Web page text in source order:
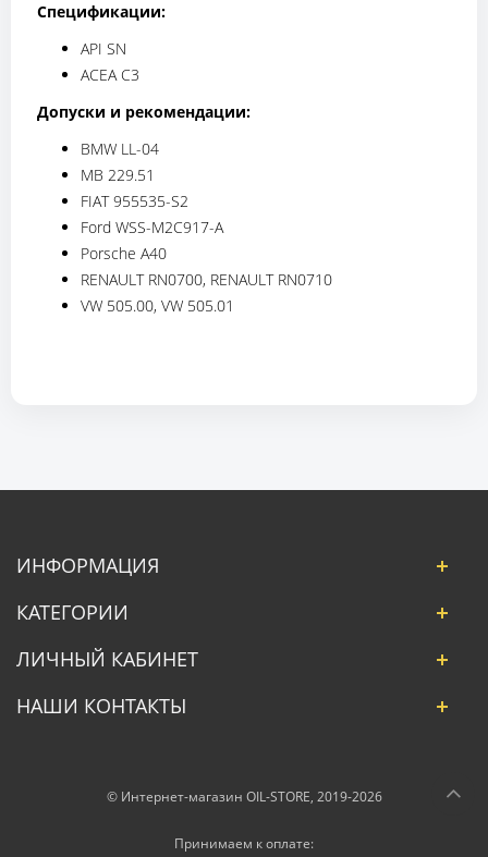
Спецификации:
API SN
ACEA C3
Допуски и рекомендации:
BMW LL-04
MB 229.51
FIAT 955535-S2
Ford WSS-M2C917-A
Porsche A40
RENAULT RN0700, RENAULT RN0710
VW 505.00, VW 505.01
ИНФОРМАЦИЯ
КАТЕГОРИИ
ЛИЧНЫЙ КАБИНЕТ
НАШИ КОНТАКТЫ
© Интернет-магазин OIL-STORE, 2019-2026
Принимаем к оплате: